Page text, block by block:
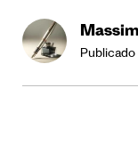
Publicado